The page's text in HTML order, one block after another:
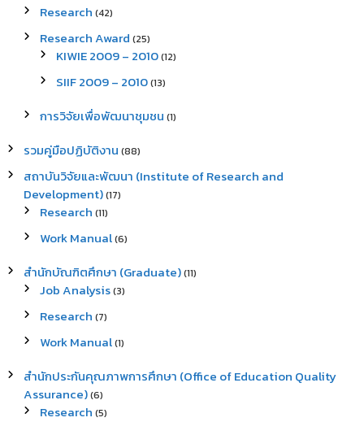
Research (42)
Research Award (25)
KIWIE 2009 – 2010(12)
SIIF 2009 – 2010(13)
การวิจัยเพื่อพัฒนาชุมชน (1)
รวมคู่มือปฏิบัติงาน (88)
สถาบันวิจัยและพัฒนา (Institute of Research and
Development)(17)
Research (11)
Work Manual(6)
สำนักบัณฑิตศึกษา (Graduate)(11)
Job Analysis(3)
Research (7)
Work Manual(1)
สำนักประกันคุณภาพการศึกษา (Office of Education Quality
Assurance)(6)
Research (5)